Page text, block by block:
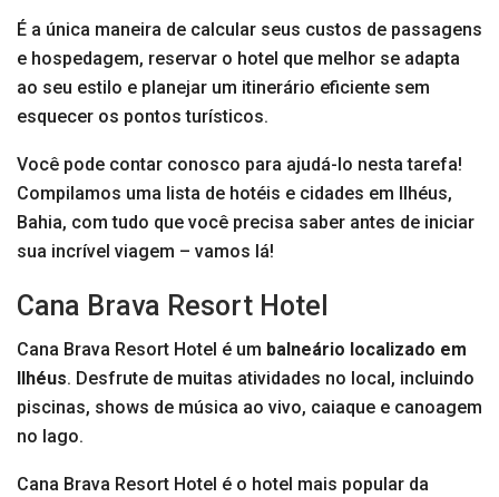
É a única maneira de calcular seus custos de passagens
e hospedagem, reservar o hotel que melhor se adapta
ao seu estilo e planejar um itinerário eficiente sem
esquecer os pontos turísticos.
Você pode contar conosco para ajudá-lo nesta tarefa!
Compilamos uma lista de hotéis e cidades em Ilhéus,
Bahia, com tudo que você precisa saber antes de iniciar
sua incrível viagem – vamos lá!
Cana Brava Resort Hotel
Cana Brava Resort Hotel é um balneário localizado em
Ilhéus. Desfrute de muitas atividades no local, incluindo
piscinas, shows de música ao vivo, caiaque e canoagem
no lago.
Cana Brava Resort Hotel é o hotel mais popular da